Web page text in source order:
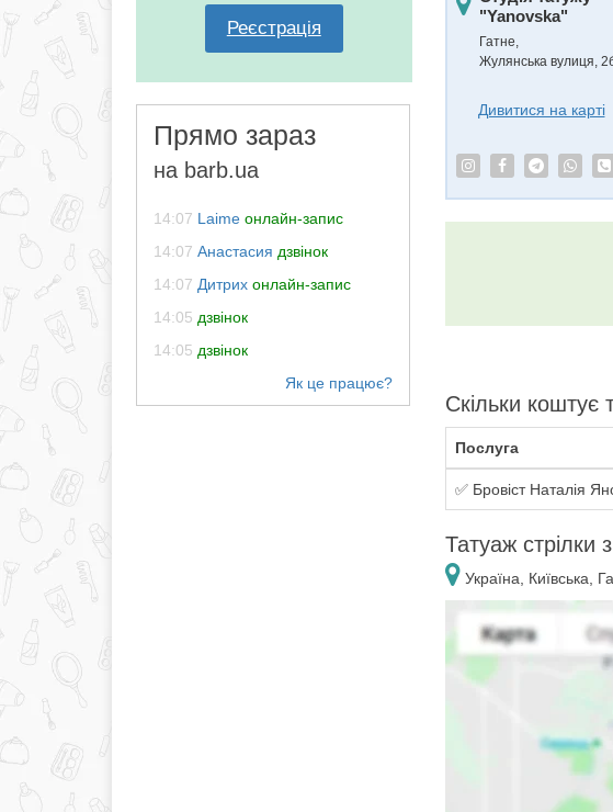
Реєстрація
Прямо зараз
на barb.ua
14:07 Laime онлайн-запис
14:07 Анастасия дзвінок
14:07 Дитрих онлайн-запис
14:05 дзвінок
14:05 дзвінок
"Yanovska"
Гатне,
Жулянська вулиця,
Дивитися на карті
Скільки коштує
Послуга
✅ Бровіст Наталія
Татуаж стрілки
Україна, Київська,